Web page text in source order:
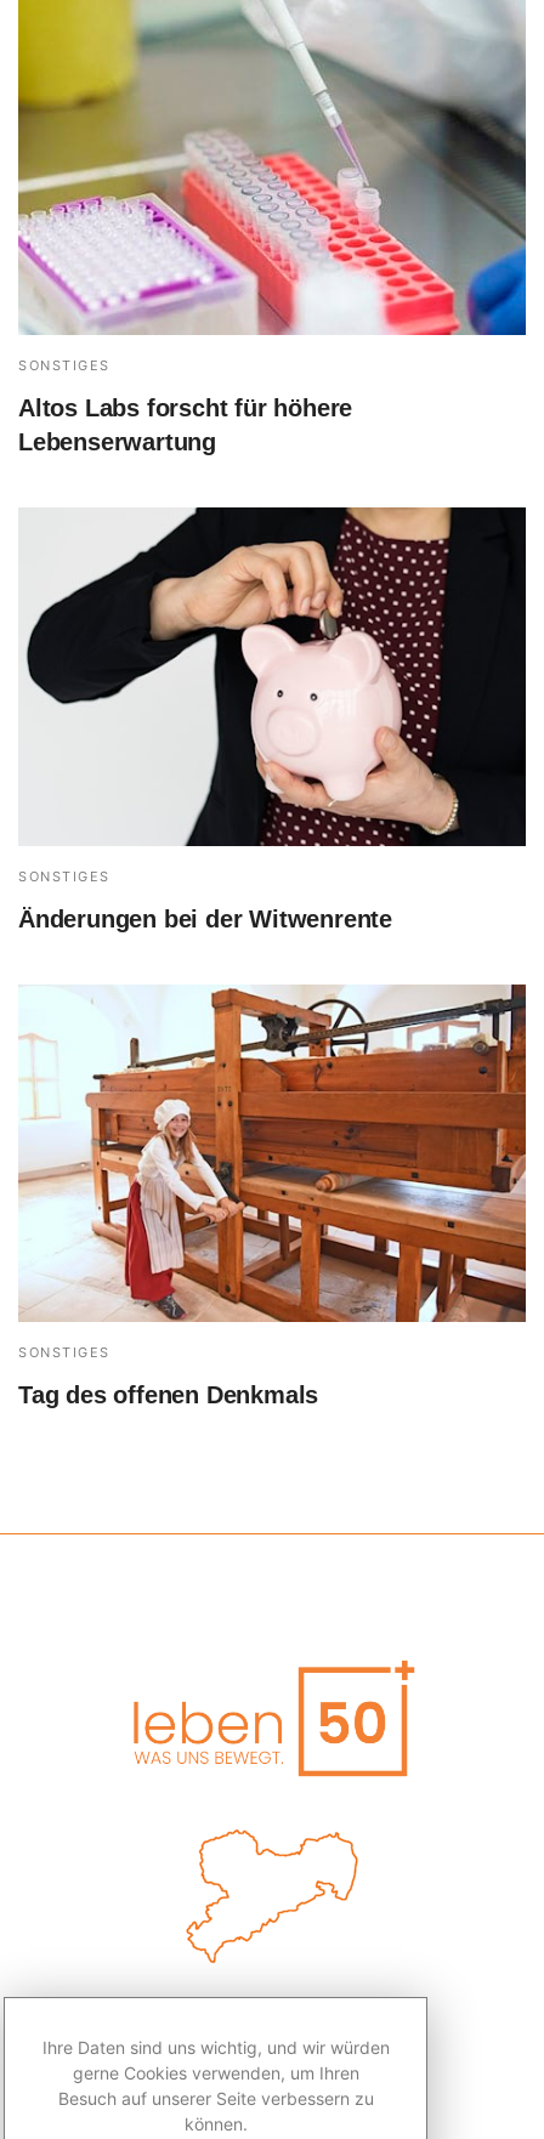
SONSTIGES
Altos Labs forscht für höhere
Lebenserwartung
SONSTIGES
Änderungen bei der Witwenrente
SONSTIGES
Tag des offenen Denkmals
Ihre Daten sind uns wichtig, und wir würden
gerne Cookies verwenden, um Ihren
Besuch auf unserer Seite verbessern zu
können.